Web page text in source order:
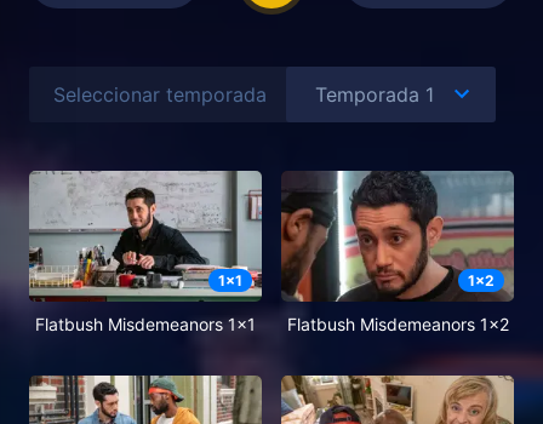
Seleccionar temporada
1x1
Flatbush Misdemeanors 1x1
1x2
Flatbush Misdemeanors 1x2